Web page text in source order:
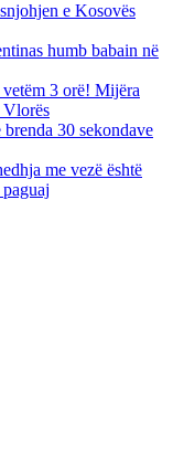
e Kosovës
humb babain në
3 orë! Mijëra
Vlorës
30 sekondave
me vezë është